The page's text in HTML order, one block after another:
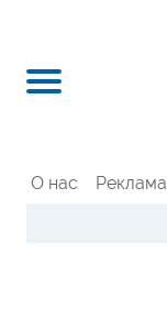
О нас Реклама